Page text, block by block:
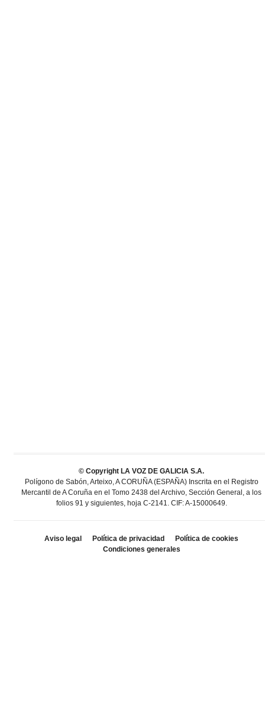
© Copyright LA VOZ DE GALICIA S.A.
Polígono de Sabón, Arteixo, A CORUÑA (ESPAÑA) Inscrita en el Registro
Mercantil de A Coruña en el Tomo 2438 del Archivo, Sección General, a los
folios 91 y siguientes, hoja C-2141. CIF: A-15000649.
Aviso legal Política de privacidad
Política de cookies
Condiciones generales